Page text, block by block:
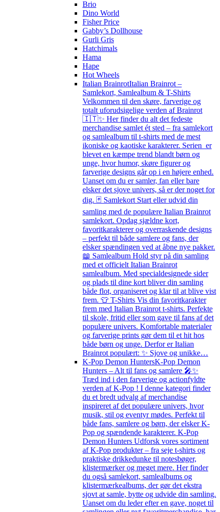
Brio
Dino World
Fisher Price
Gabby’s Dollhouse
Gurli Gris
Hatchimals
Hama
Hape
Hot Wheels
Italian BrainrotItalian Brainrot –
Samlekort, Samlealbum & T-Shirts
Velkommen til den skøre, farverige og
totalt uforudsigelige verden af Brainrot
🇮🇹✨ Her finder du alt det fedeste
merchandise samlet ét sted – fra samlekort
og samlealbum til t-shirts med de mest
ikoniske og kaotiske karakterer. Serien er
blevet en kæmpe trend blandt børn og
unge, hvor humor, skøre figurer og
farverige designs går op i en højere enhed.
Uanset om du er samler, fan eller bare
elsker det sjove univers, så er der noget for
dig. 🃏 Samlekort Start eller udvid din
samling med de populære Italian Brainrot
samlekort. Opdag sjældne kort,
favoritkarakterer og overraskende designs
– perfekt til både samlere og fans, der
elsker spændingen ved at åbne nye pakker.
📖 Samlealbum Hold styr på din samling
med et officielt Italian Brainrot
samlealbum. Med specialdesignede sider
og plads til dine kort bliver din samling
både flot, organiseret og klar til at blive vist
frem. 👕 T-Shirts Vis din favoritkarakter
frem med Italian Brainrot t-shirts. Perfekte
til skole, fritid eller som gave til fans af det
populære univers. Komfortable materialer
og farverige prints gør dem til et hit hos
både børn og unge. Derfor er Italian
Brainrot populært: ✨ Sjove og unikke…
K-Pop Demon HuntersK-Pop Demon
Hunters – Alt til fans og samlere 🎤✨
Træd ind i den farverige og actionfyldte
verden af K-Pop ! I denne kategori finder
du et bredt udvalg af merchandise
inspireret af det populære univers, hvor
musik, stil og eventyr mødes. Perfekt til
både fans, samlere og børn, der elsker K-
Pop og spændende karakterer. K-Pop
Demon Hunters Udforsk vores sortiment
af K-Pop produkter – fra seje t-shirts og
praktiske drikkedunke til notesbøger,
klistermærker og meget mere. Her finder
du også samlekort, samlealbums og
klistermærkealbums, der gør det ekstra
sjovt at samle, bytte og udvide din samling.
Uanset om du leder efter en gave, noget til